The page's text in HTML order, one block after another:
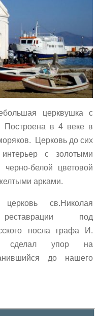
церквушка с
Построена в 4 веке в
Церковь до сих
с золотыми
белой цветовой
арками.
св.Николая
под
посла графа И.
сделал упор на
до нашего